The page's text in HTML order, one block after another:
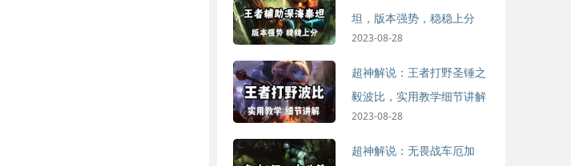
坦，版本强势，稳稳上分
2023-08-28
超神解说：王者打野圣锤之
毅波比，实用教学细节讲解
2023-08-28
超神解说：无畏战车厄加